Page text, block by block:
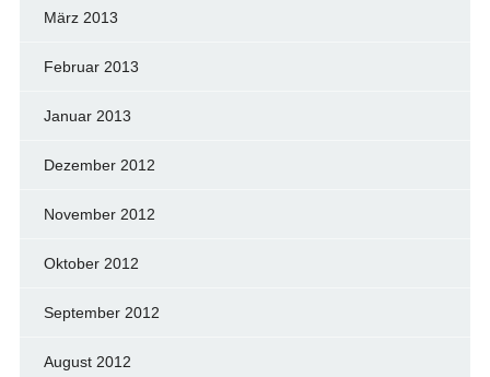
März 2013
Februar 2013
Januar 2013
Dezember 2012
November 2012
Oktober 2012
September 2012
August 2012